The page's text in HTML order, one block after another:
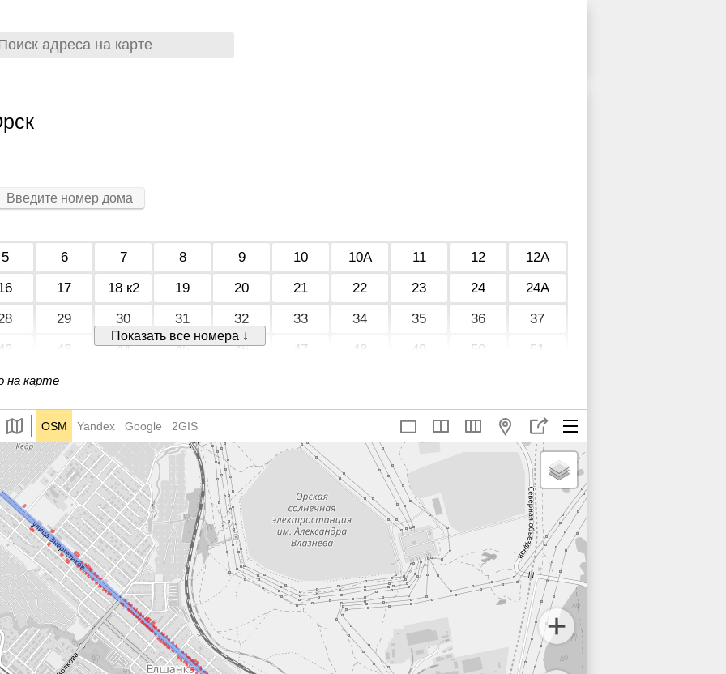
5 6 7 8 9 10 10А 11 12
12А
17 18 к2 19 20 21 22 23 24
24А
29 30 31 32 33 34 35 36
37
42 43 44 45 46 47 48 49 50
51
56
69 70 71 72 73 74 75 76
77
82 83 84 85 86 87 88
90
95 96 99 102
104
109 110 111 112 113 114 115
117
122 123 124 125 126А 126Б 127
128
133 134 135 136 139 140
141
146 147 148 149 150 151 152 153
154
159 160 161 162 165 166
169
178 179 181 183 185 187 187А 189
190
Показать все номера ↓
на карте
OSM Yandex Google 2GIS